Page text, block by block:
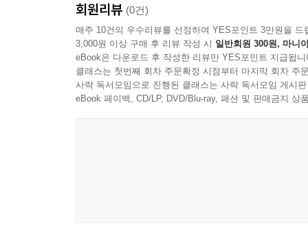
세미오즈는 취향과 문화적 위계를 향한 질문들을
방문한 세미오즈의 전시에는 환상적인 화면 아래
않는 잔잔한 메시지가 있었다.
--- p.74
아래의 거리, 갤러리마다 다른 공기와 사람들의
제안한다.
2. 예술과 문학, 도시와 삶을 넘나드는 감각의 기록
이 책의 또 다른 매력은 예술과 문학, 도시와 삶
떠올리고, 사진 작품 속 색채를 보며 피에르 보
회원리뷰 (0건)
매주 10건의 우수리뷰를 선정하여 YES포인트 3만원을 드
3,000원 이상 구매 후 리뷰 작성 시 일반회원 300원, 마니
eBook은 다운로드 후 작성한 리뷰만 YES포인트 지급됩니
클래스는 첫번째 회차 주문확정 시점부터 마지막 회차 주
사락 독서모임으로 진행된 클래스는 사락 독서모임 게시
eBook 페이백, CD/LP, DVD/Blu-ray, 패션 및 판매금지 상